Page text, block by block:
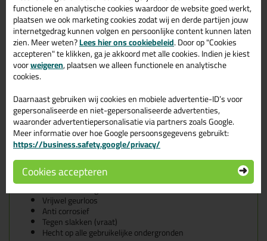
Geschikte ondergronden voor de
Bloem MSP Oneseal
De MSP Oneseal is geschikt voor alle veelvoorkomende
ondergronden zoals:
Glas
Kunststoffen
Kenmerken van de Bloem MSP
Oneseal
Blijvend elastisch
Makkelijk te verwerken
Sterke hechting
Vrijwel geurloos
Anti corrosief
Tegen slakken (vraat)
Hecht op alle gebruikelijke ondergronden
functionele en analytische cookies waardoor de website goed werkt,
plaatsen we ook marketing cookies zodat wij en derde partijen jouw
internetgedrag kunnen volgen en persoonlijke content kunnen laten
zien. Meer weten?Lees hier ons cookiebeleid. Door op "Cookies
accepteren" te klikken, ga je akkoord met alle cookies. Indien je kiest
voorweigeren, plaatsen we alleen functionele en analytische
cookies.
Daarnaast gebruiken wij cookies en mobiele advertentie-ID’s voor
gepersonaliseerde en niet-gepersonaliseerde advertenties,
waaronder advertentiepersonalisatie via partners zoals Google.
Meer informatie over hoe Google persoonsgegevens gebruikt:
https://business.safety.google/privacy/
Cookies accepteren